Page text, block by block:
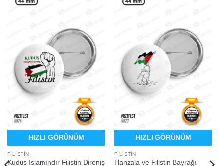
HIZLI GÖRÜNÜM
FILISTIN
Kudüs İslamındır Filistin Direniş
HIZLI GÖRÜNÜM
FILISTIN
Hanzala ve Filistin Bayrağı